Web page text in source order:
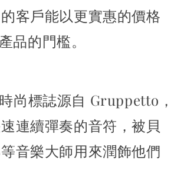
客戶能以更實惠的價格
品的門檻。
尚標誌源自 Gruppetto，
連續彈奏的音符，被貝
音樂大師用來潤飾他們